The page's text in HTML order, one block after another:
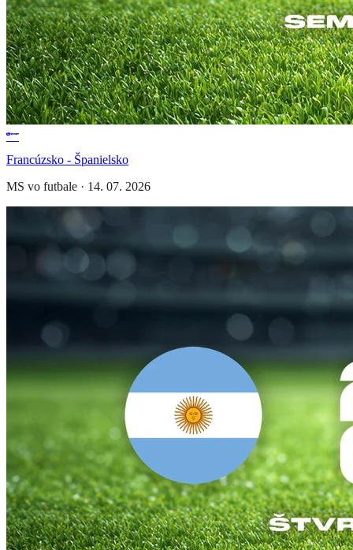
Francúzsko - Španielsko
MS vo futbale · 14. 07. 2026